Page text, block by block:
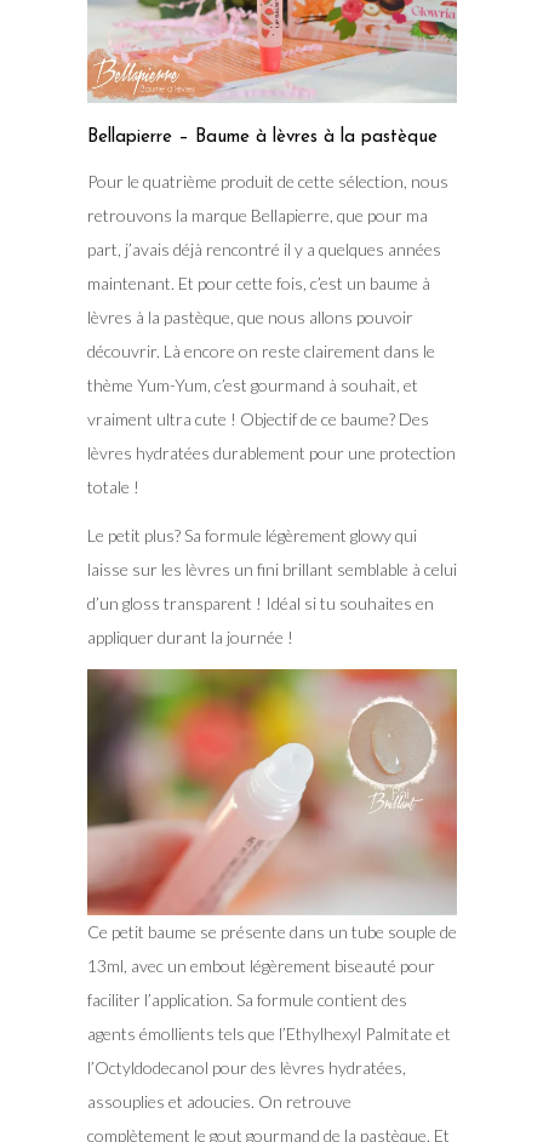
Bellapierre – Baume à lèvres à la pastèque
Pour le quatrième produit de cette sélection, nous
retrouvons la marque Bellapierre, que pour ma
part, j’avais déjà rencontré il y a quelques années
maintenant. Et pour cette fois, c’est un baume à
lèvres à la pastèque, que nous allons pouvoir
découvrir. Là encore on reste clairement dans le
thème Yum-Yum, c’est gourmand à souhait, et
vraiment ultra cute ! Objectif de ce baume? Des
lèvres hydratées durablement pour une protection
totale !
Le petit plus? Sa formule légèrement glowy qui
laisse sur les lèvres un fini brillant semblable à celui
d’un gloss transparent ! Idéal si tu souhaites en
appliquer durant la journée !
Ce petit baume se présente dans un tube souple de
13ml, avec un embout légèrement biseauté pour
faciliter l’application. Sa formule contient des
agents émollients tels que l’Ethylhexyl Palmitate et
l’Octyldodecanol pour des lèvres hydratées,
assouplies et adoucies. On retrouve
complètement le gout gourmand de la pastèque. Et